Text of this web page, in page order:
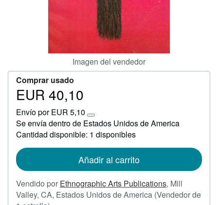
CERRAR
Imagen del vendedor
Comprar usado
Precio
40,10
EUR 40,10
Envío por EUR 5,10
Más
información
sobre
tarifas
envío
Se envía dentro de Estados Unidos de America
Cantidad disponible: 1 disponibles
Añadir al carrito
Vendido por Ethnographic Arts Publications, Mill
Valley, CA, Estados Unidos de America (Vendedor de